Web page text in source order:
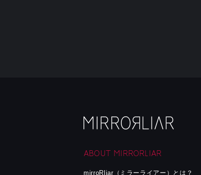
ABOUT MIRRORLIAR
mirroRliar（ミラーライアー）とは？